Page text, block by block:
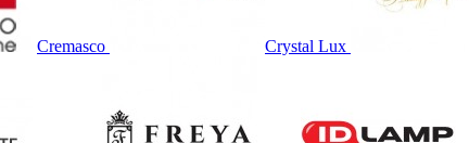
Cremasco Crystal Lux